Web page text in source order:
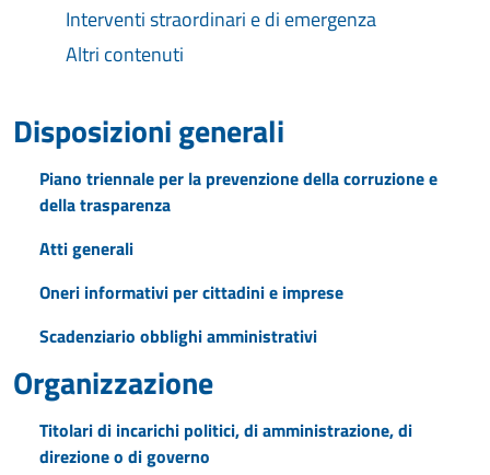
Interventi straordinari e di emergenza
Altri contenuti
Disposizioni generali
Piano triennale per la prevenzione della corruzione e
della trasparenza
Atti generali
Oneri informativi per cittadini e imprese
Scadenziario obblighi amministrativi
Organizzazione
Titolari di incarichi politici, di amministrazione, di
direzione o di governo